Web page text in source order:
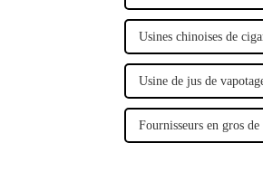
Usines chinoises de
Usine de jus de
Fournisseurs en gros